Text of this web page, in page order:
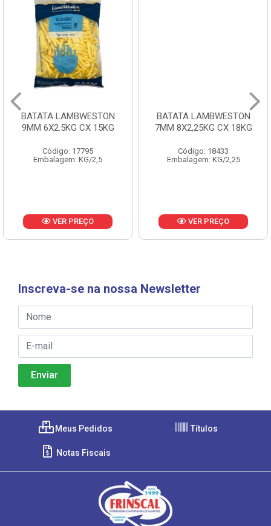
BATATA LAMBWESTON
9MM 6X2.5KG CX 15KG
Código: 17795
Embalagem: KG/2,5
VER PREÇO
BATATA LAMBWESTON
7MM 8X2,25KG CX 18KG
Código: 18433
Embalagem: KG/2,25
VER PREÇO
Inscreva-se na nossa Newsletter
Meus Pedidos Títulos
Notas Fiscais